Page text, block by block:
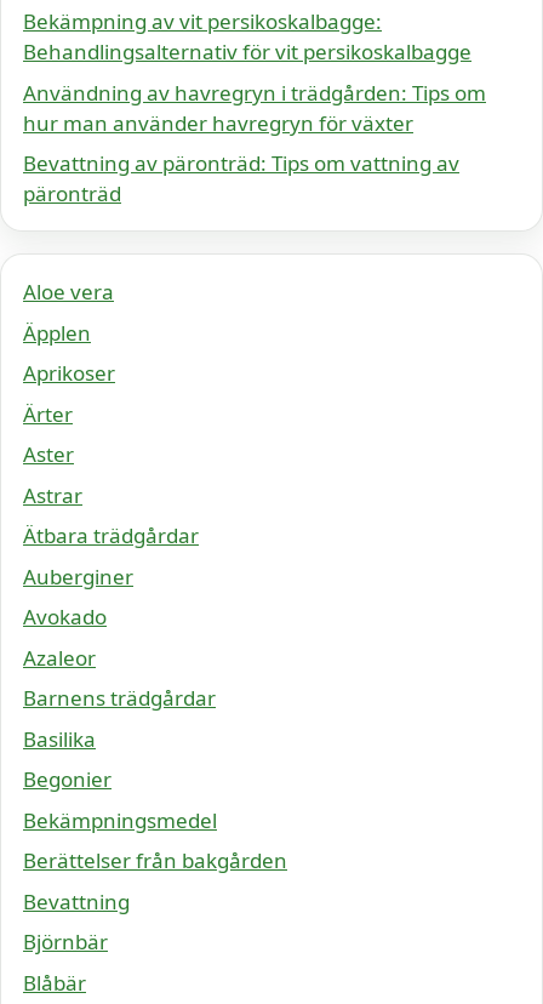
Bekämpning av vit persikoskalbagge:
Behandlingsalternativ för vit persikoskalbagge
Användning av havregryn i trädgården: Tips om
hur man använder havregryn för växter
Bevattning av päronträd: Tips om vattning av
päronträd
Aloe vera
Äpplen
Aprikoser
Ärter
Aster
Astrar
Ätbara trädgårdar
Auberginer
Avokado
Azaleor
Barnens trädgårdar
Basilika
Begonier
Bekämpningsmedel
Berättelser från bakgården
Bevattning
Björnbär
Blåbär